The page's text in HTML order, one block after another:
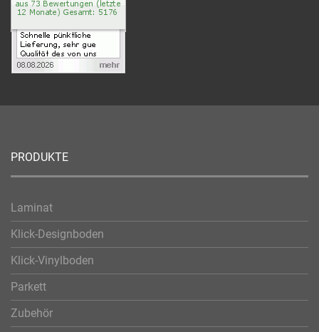
PRODUKTE
Laminat
Klick-Designboden
Klick-Vinylboden
Parkett
Zubehör